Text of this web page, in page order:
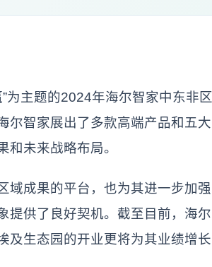
主题的2024年海尔智家中东非区
尔智家展出了多款高端产品和五大
未来战略布局。
成果的平台，也为其进一步加强
提供了良好契机。截至目前，海尔
及生态园的开业更将为其业绩增长